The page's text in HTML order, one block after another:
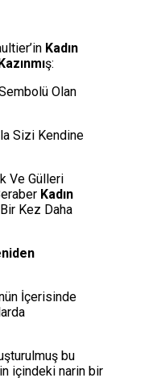
Kadın
ş:
Olan
Sizi Kendine
Ve Gülleri
Kadın
Kez Daha
İçerisinde
bu
içindeki narin bir